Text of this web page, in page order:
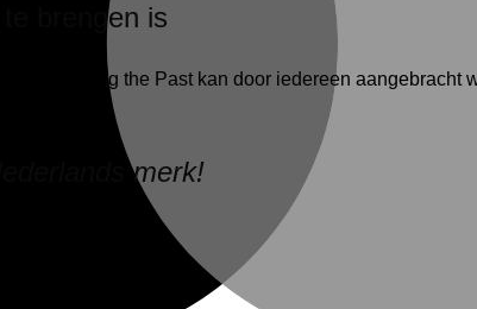
brengen is
Painting the Past kan door iedereen
merk!